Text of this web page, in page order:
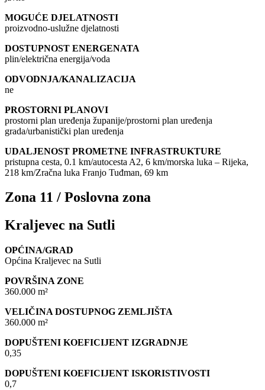
MOGUĆE DJELATNOSTI
proizvodno-uslužne djelatnosti
DOSTUPNOST ENERGENATA
plin/električna energija/voda
ODVODNJA/KANALIZACIJA
ne
PROSTORNI PLANOVI
prostorni plan uređenja županije/prostorni plan uređenja
grada/urbanistički plan uređenja
UDALJENOST PROMETNE INFRASTRUKTURE
pristupna cesta, 0.1 km/autocesta A2, 6 km/morska luka – Rijeka,
218 km/Zračna luka Franjo Tuđman, 69 km
Zona 11 / Poslovna zona
Kraljevec na Sutli
OPĆINA/GRAD
Općina Kraljevec na Sutli
POVRŠINA ZONE
360.000 m²
VELIČINA DOSTUPNOG ZEMLJIŠTA
360.000 m²
DOPUŠTENI KOEFICIJENT IZGRADNJE
0,35
DOPUŠTENI KOEFICIJENT ISKORISTIVOSTI
0,7